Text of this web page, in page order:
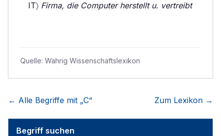
IT〉 Firma, die Computer herstellt u. vertreibt
Quelle: Wahrig Wissenschaftslexikon
← Alle Begriffe mit „C“ Zum Lexikon →
Begriff suchen